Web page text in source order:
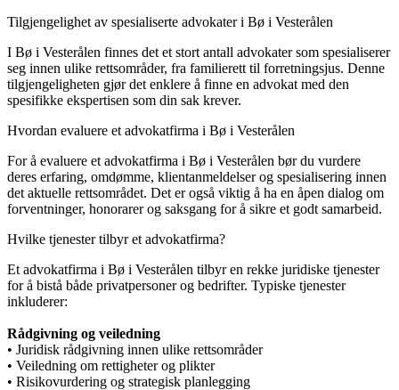
Tilgjengelighet av spesialiserte advokater i Bø i Vesterålen
I Bø i Vesterålen finnes det et stort antall advokater som spesialiserer
seg innen ulike rettsområder, fra familierett til forretningsjus. Denne
tilgjengeligheten gjør det enklere å finne en advokat med den
spesifikke ekspertisen som din sak krever.
Hvordan evaluere et advokatfirma i Bø i Vesterålen
For å evaluere et advokatfirma i Bø i Vesterålen bør du vurdere
deres erfaring, omdømme, klientanmeldelser og spesialisering innen
det aktuelle rettsområdet. Det er også viktig å ha en åpen dialog om
forventninger, honorarer og saksgang for å sikre et godt samarbeid.
Hvilke tjenester tilbyr et advokatfirma?
Et advokatfirma i Bø i Vesterålen tilbyr en rekke juridiske tjenester
for å bistå både privatpersoner og bedrifter. Typiske tjenester
inkluderer:
Rådgivning og veiledning
• Juridisk rådgivning innen ulike rettsområder
• Veiledning om rettigheter og plikter
• Risikovurdering og strategisk planlegging